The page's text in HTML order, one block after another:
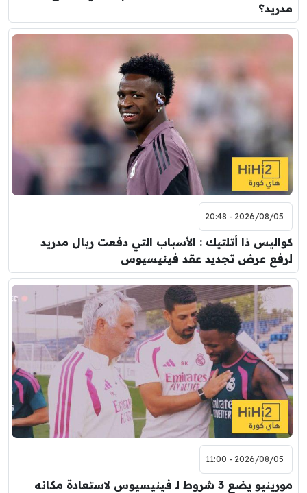
مدريد؟
2026/08/05 - 20:48
كواليس ذا أتلتيك : الأسباب التي دفعت ريال مدريد
لرفع عرض تجديد عقد فينيسيوس
2026/08/05 - 11:00
مورينيو يضع 3 شروط لـ فينيسيوس لاستعادة مكانه